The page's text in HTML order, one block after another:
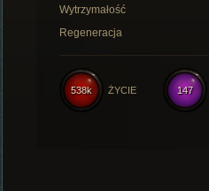
Wytrzymałość
Regeneracja
147
538k ŻYCIE